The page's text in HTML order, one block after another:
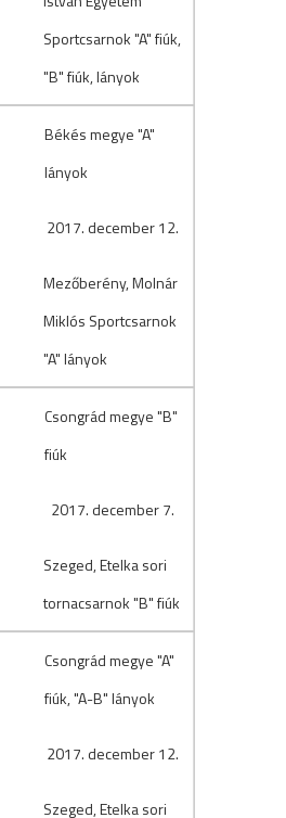
Sportcsarnok "A" fiúk,
"B" fiúk, lányok
Békés megye "A"
lányok
2017. december 12.
Mezőberény, Molnár
Miklós Sportcsarnok
"A" lányok
Csongrád megye "B"
fiúk
2017. december 7.
Szeged, Etelka sori
tornacsarnok "B" fiúk
Csongrád megye "A"
fiúk, "A-B" lányok
2017. december 12.
Szeged, Etelka sori